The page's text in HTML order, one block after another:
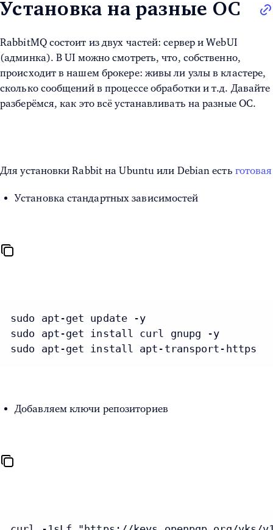
Установка на разные ОС
RabbitMQ состоит из двух частей: сервер и WebUI
(админка). В UI можно смотреть, что, собственно,
происходит в нашем брокере: живы ли узлы в кластере,
сколько сообщений в процессе обработки и т.д. Давайте
разберёмся, как это всё устанавливать на разные ОС.
Для установки Rabbit на Ubuntu или Debian есть
Установка стандартных зависимостей
sudo apt-get update -y
sudo apt-get install curl gnupg -y
sudo apt-get install apt-transport-https
Добавляем ключи репозиториев